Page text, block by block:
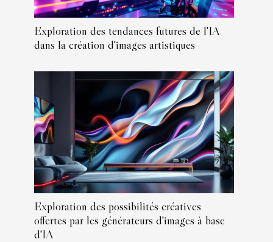
Exploration des tendances futures de l'IA
dans la création d'images artistiques
Exploration des possibilités créatives
offertes par les générateurs d'images à base
d'IA